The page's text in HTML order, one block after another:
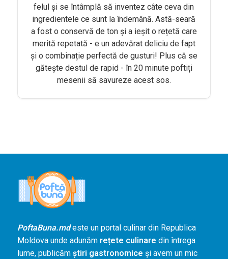
Evenimente
Concursuri
Digest
PoftaBuna.md
felul și se întâmplă să inventez câte ceva din
ingredientele ce sunt la îndemână. Astă-seară
a fost o conservă de ton și a ieșit o rețetă care
merită repetată - e un adevărat deliciu de fapt
și o combinație perfectă de gusturi! Plus că se
gătește destul de rapid - în 20 minute poftiți
mesenii să savureze acest sos.
PoftaBuna.mdeste un portal culinar din Republica
Moldova unde adunăm rețete culinare din întrega
lume, publicăm știri gastronomice și avem un mic